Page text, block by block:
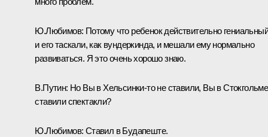
Ю.Любимов: Потому что ребенок действительно
и его таскали, как вундеркинда, и мешали ему нормально
развиваться. Я это очень хорошо знаю.
В.Путин: Но Вы в Хельсинки‑то не ставили, Вы в Стокгольме
ставили спектакли?
Ю.Любимов: Ставил в Будапеште.